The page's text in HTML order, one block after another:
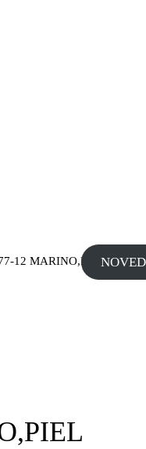
12 MARINO,PIEL